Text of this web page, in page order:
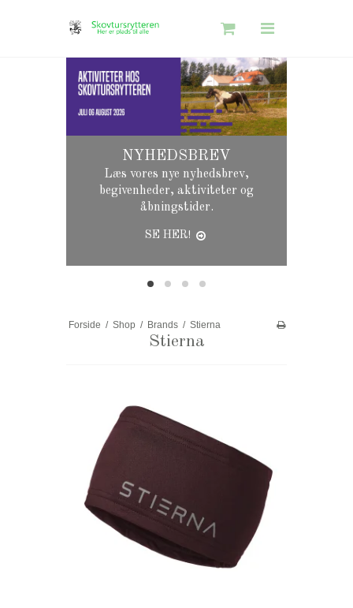
Skovtursrytteren
Opret bruger
NYHEDSBREV
Læs vores nye nyhedsbrev,
begivenheder, aktiviteter og
åbningstider.
SE HER!
Forside / Shop / Brands / Stierna
Stierna